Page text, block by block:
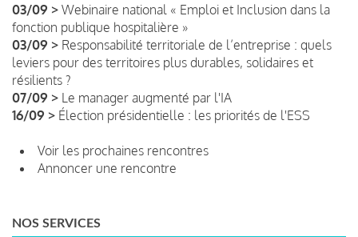
03/09 > Webinaire national « Emploi et Inclusion dans la
fonction publique hospitalière »
03/09 > Responsabilité territoriale de l’entreprise : quels
leviers pour des territoires plus durables, solidaires et
résilients ?
07/09 > Le manager augmenté par l'IA
16/09 > Élection présidentielle : les priorités de l'ESS
Voir les prochaines rencontres
Annoncer une rencontre
NOS SERVICES